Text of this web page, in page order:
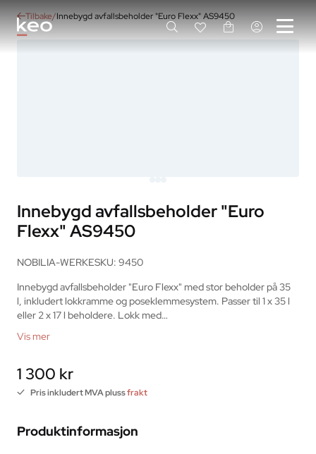
Tilbake Innebygd avfallsbeholder "Euro Flexx" AS9450
Innebygd avfallsbeholder "Euro
Flexx" AS9450
NOBILIA-WERKESKU: 9450
Innebygd avfallsbeholder "Euro Flexx" med stor beholder på 35
l, inkludert lokkramme og poseklemmesystem. Passer til 1 x 35 l
eller 2 x 17 l beholdere. Lokk med…
Vis mer
1 300 kr
Pris inkludert MVA plussfrakt
Produktinformasjon